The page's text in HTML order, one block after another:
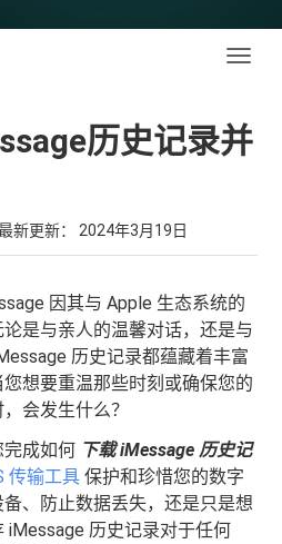
历史记录并
新更新： 2024年3月19日
因其与 Apple 生态系统的
是与亲人的温馨对话，还是与
历史记录都蕴藏着丰富
想要重温那些时刻或确保您的
会发生什么？
成如何 下载 iMessage 历史记
传输工具 保护和珍惜您的数字
、防止数据丢失，还是只是想
iMessage 历史记录对于任何